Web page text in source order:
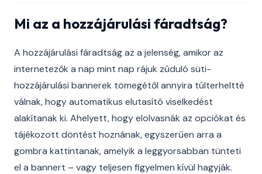
Mi az a hozzájárulási fáradtság?
A hozzájárulási fáradtság az a jelenség, amikor az
internetezők a nap mint nap rájuk zúduló süti-
hozzájárulási bannerek tömegétől annyira túlterheltté
válnak, hogy automatikus elutasító viselkedést
alakítanak ki. Ahelyett, hogy elolvasnák az opciókat és
tájékozott döntést hoznának, egyszerűen arra a
gombra kattintanak, amelyik a leggyorsabban tünteti
el a bannert – vagy teljesen figyelmen kívül hagyják.